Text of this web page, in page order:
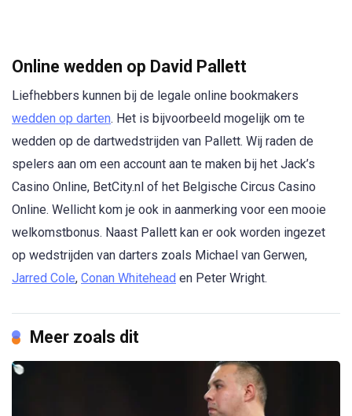
Online wedden op David Pallett
Liefhebbers kunnen bij de legale online bookmakers
wedden op darten. Het is bijvoorbeeld mogelijk om te
wedden op de dartwedstrijden van Pallett. Wij raden de
spelers aan om een account aan te maken bij het Jack’s
Casino Online, BetCity.nl of het Belgische Circus Casino
Online. Wellicht kom je ook in aanmerking voor een mooie
welkomstbonus. Naast Pallett kan er ook worden ingezet
op wedstrijden van darters zoals Michael van Gerwen,
Jarred Cole, Conan Whitehead en Peter Wright.
Meer zoals dit